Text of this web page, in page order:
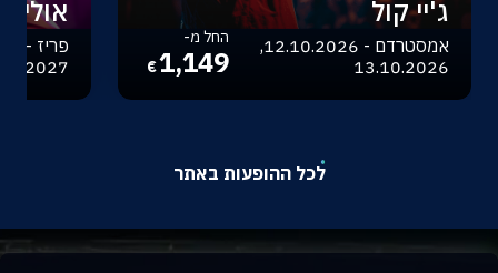
ג'יי קול
אמסטרדם - 12.10.2026,
13.10.2026
החל מ-
1,149
€
לכל ההופעות באתר